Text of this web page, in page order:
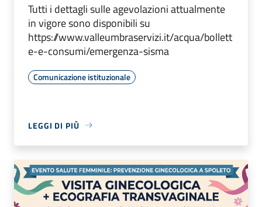
Tutti i dettagli sulle agevolazioni attualmente
in vigore sono disponibili su
https://www.valleumbraservizi.it/acqua/bollett
e-e-consumi/emergenza-sisma
Comunicazione istituzionale
LEGGI DI PIÙ